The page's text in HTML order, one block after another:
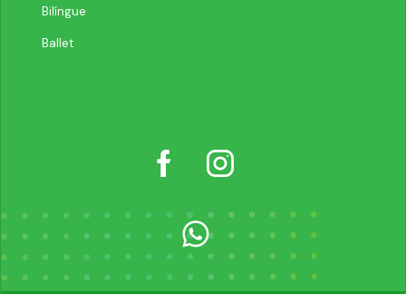
Bilíngue
Ballet